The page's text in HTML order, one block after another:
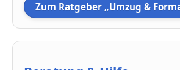
Zum Ratgeber „Umzug &